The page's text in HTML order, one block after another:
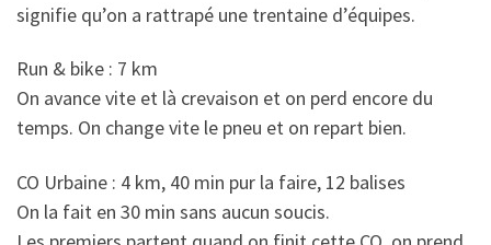
signifie qu’on a rattrapé une trentaine d’équipes.
Run & bike : 7 km
On avance vite et là crevaison et on perd encore du
temps. On change vite le pneu et on repart bien.
CO Urbaine : 4 km, 40 min pur la faire, 12 balises
On la fait en 30 min sans aucun soucis.